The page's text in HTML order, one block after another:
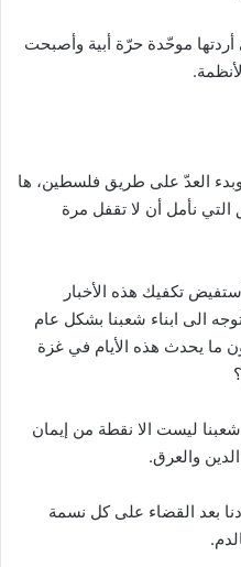
موحّدة حرّة أبية وأصبحت
العدّ على طريق فلسطين، ها
نأمل أن لا تقفل مرة
تكفيك هذه الأخبار
الى ابناء شعبنا بشكل عام
ما يحدث هذه الأيام في غزة
شعبنا ليست الا نقطة من إيمان
والعرق.
بعد القضاء على كل نسمة